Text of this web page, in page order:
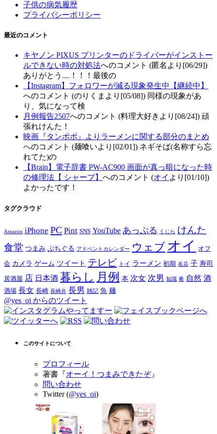
子供の病気履歴
プライバシーポリシー
最近のコメント
キヤノン PIXUS プリンターのドライバーがインストー
ルできない時の対処法へのコメント (匿名より[06/29])
ありがとう....！！！最後の
【Instagram】フォロワーが減る現象発生中【継続中】
へのコメント (のりくまより[05/08]) 同様の現象があ
り、気になって検
月例報告2507へのコメント (料理大好きより[08/24]) 頑
張れけんた！
映画『タンポポ』よりラーメンに関する部分のまとめ
へのコメント (麺喰いより[02/01]) ネギそば(名称すら忘
れてた)の
【Brain】電子辞書 PW-AC900 画面が真っ暗になった時
の修理法【 シャープ】 へのコメント (オイ より[01/10])
よかったです！
タグクラウド
Amazon iPhone PC Pint SNS YouTube あっぷる くじら けんた
食堂 つまみ ぷちぐる アドベントカレンダー ウェブ オイ オフ
会 カメラ ゲーム ツイート テレビ トイ ラーメン 初期 名店 子 寿司
居酒屋 店 日本酒 暮らし 月例 本 次女 次男 知識 肴 自然 酒
酒場 長女 長崎 長崎弁 長男 雑記 魚 麺
@yes_oi からのツイート
このサイトについて
プロフィール
著書『オーイ！つまみできたぞ』
問い合わせ
Twitter (@yes_oi)